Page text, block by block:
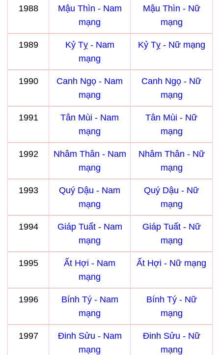
1988
Mậu Thìn - Nam
mạng
Mậu Thìn - Nữ
mạng
1989
Kỷ Tỵ - Nam
mạng
Kỷ Tỵ - Nữ mạng
1990
Canh Ngọ - Nam
mạng
Canh Ngọ - Nữ
mạng
1991
Tân Mùi - Nam
mạng
Tân Mùi - Nữ
mạng
1992
Nhâm Thân - Nam
mạng
Nhâm Thân - Nữ
mạng
1993
Quý Dậu - Nam
mạng
Quý Dậu - Nữ
mạng
1994
Giáp Tuất - Nam
mạng
Giáp Tuất - Nữ
mạng
1995
Ất Hợi - Nam
mạng
Ất Hợi - Nữ mạng
1996
Bính Tý - Nam
mạng
Bính Tý - Nữ
mạng
1997
Đinh Sửu - Nam
mạng
Đinh Sửu - Nữ
mạng